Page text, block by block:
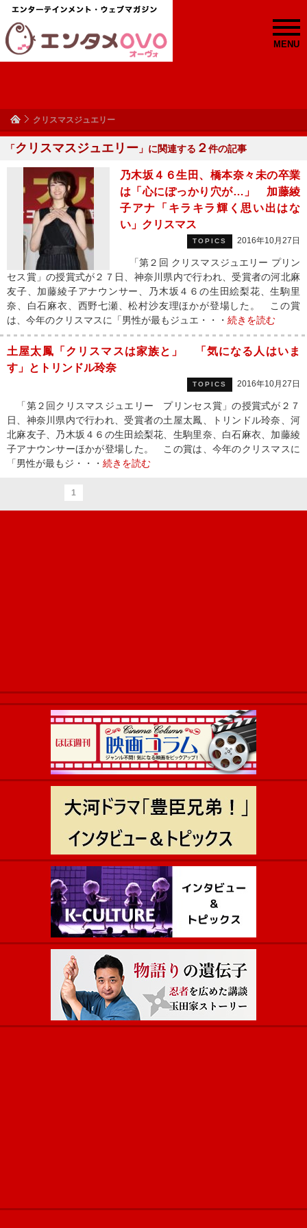
MENU
クリスマスジュエリー
「クリスマスジュエリー 」に関連する ２件の記事
乃木坂４６生田、橋本奈々未の卒業
は「心にぽっかり穴が…」 加藤綾
子アナ「キラキラ輝く思い出はな
い」クリスマス
TOPICS 2016年10月27日
「第２回 クリスマスジュエリー プリン
セス賞」の授賞式が２７日、神奈川県内で行われ、受賞者の河北麻
友子、加藤綾子アナウンサー、乃木坂４６の生田絵梨花、生駒里
奈、白石麻衣、西野七瀬、松村沙友理ほかが登場した。 この賞
は、今年のクリスマスに「男性が最もジュエ・・・ 続きを読む
土屋太鳳「クリスマスは家族と」 「気になる人はいま
す」とトリンドル玲奈
TOPICS 2016年10月27日
「第２回クリスマスジュエリー プリンセス賞」の授賞式が２７
日、神奈川県内で行われ、受賞者の土屋太鳳、トリンドル玲奈、河
北麻友子、乃木坂４６の生田絵梨花、生駒里奈、白石麻衣、加藤綾
子アナウンサーほかが登場した。 この賞は、今年のクリスマスに
「男性が最もジ・・・ 続きを読む
1